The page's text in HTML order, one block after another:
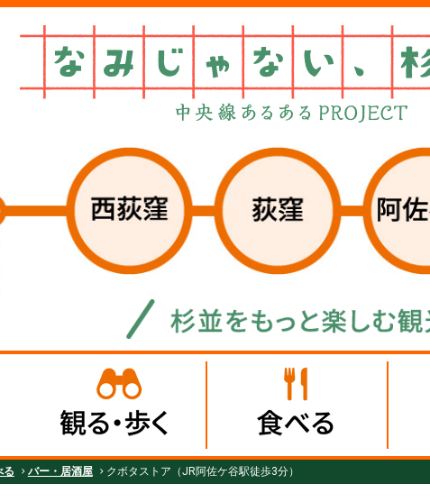
る バー・居酒屋 クボタストア（JR阿佐ケ谷駅徒歩3分）